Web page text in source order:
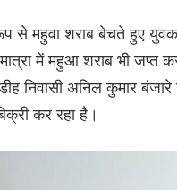
से महुवा शराब बेचते हुए
में महुआ शराब भी जप्त
निवासी अनिल कुमार
कर रहा है।